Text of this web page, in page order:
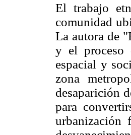
El trabajo
comunidad
La autora de
y el proceso
espacial y
zona
desaparición
para
urbanización